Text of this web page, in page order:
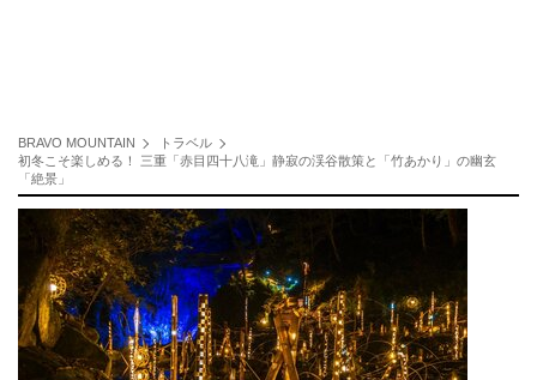
BRAVO MOUNTAIN
トラベル
初冬こそ楽しめる！ 三重「赤目四十八滝」静寂の渓谷散策と「竹あかり」の幽玄
「絶景」